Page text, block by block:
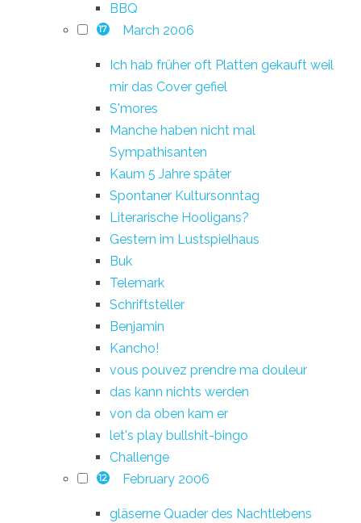
BBQ
17 March 2006
Ich hab früher oft Platten gekauft weil
mir das Cover gefiel
S'mores
Manche haben nicht mal
Sympathisanten
Kaum 5 Jahre später
Spontaner Kultursonntag
Literarische Hooligans?
Gestern im Lustspielhaus
Buk
Telemark
Schriftsteller
Benjamin
Kancho!
vous pouvez prendre ma douleur
das kann nichts werden
von da oben kam er
let's play bullshit-bingo
Challenge
12 February 2006
gläserne Quader des Nachtlebens